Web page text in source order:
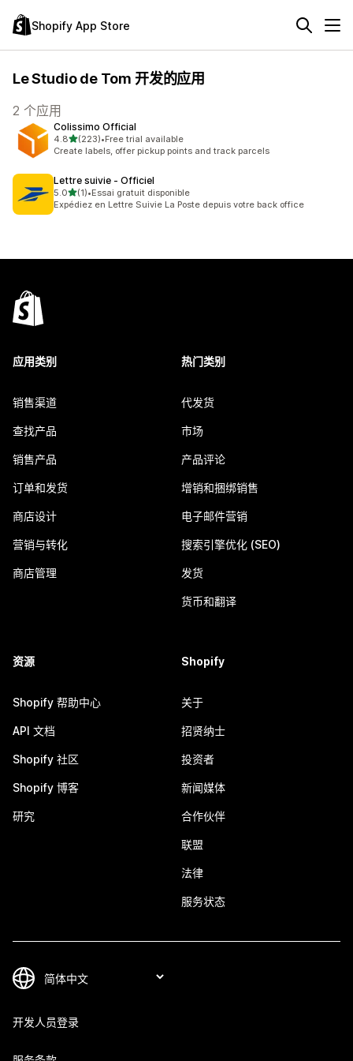
Shopify App Store
Le Studio de Tom 开发的应用
2 个应用
Colissimo Official
4.8星（满分 5 星）
(223)
总共 223 条评论
•Free trial available
Create labels, offer pickup points and track parcels
Lettre suivie ‑ Officiel
5.0星（满分 5 星）
(1)
总共 1 条评论
•Essai gratuit disponible
Expédiez en Lettre Suivie La Poste depuis votre back office
应用类别
销售渠道
查找产品
销售产品
订单和发货
商店设计
营销与转化
商店管理
热门类别
代发货
市场
产品评论
增销和捆绑销售
电子邮件营销
搜索引擎优化 (SEO)
发货
货币和翻译
资源
Shopify 帮助中心
API 文档
Shopify 社区
Shopify 博客
研究
Shopify
关于
招贤纳士
投资者
新闻媒体
合作伙伴
联盟
法律
服务状态
开发人员登录